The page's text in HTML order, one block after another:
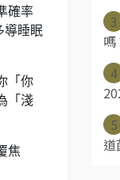
確率
導睡眠
「你
「淺
焦
3
4
5